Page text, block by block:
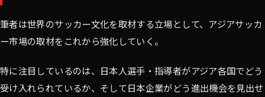
筆者は世界のサッカー文化を取材する立場として、アジアサッカ
ー市場の取材をこれから強化していく。
特に注目しているのは、日本人選手・指導者がアジア各国でどう
受け入れられているか、そして日本企業がどう進出機会を見出せ